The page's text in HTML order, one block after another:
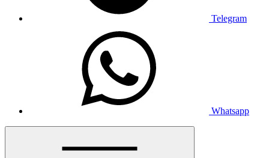
Telegram
Whatsapp